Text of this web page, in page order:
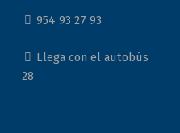
954 93 27 93
Llega con el autobús
28